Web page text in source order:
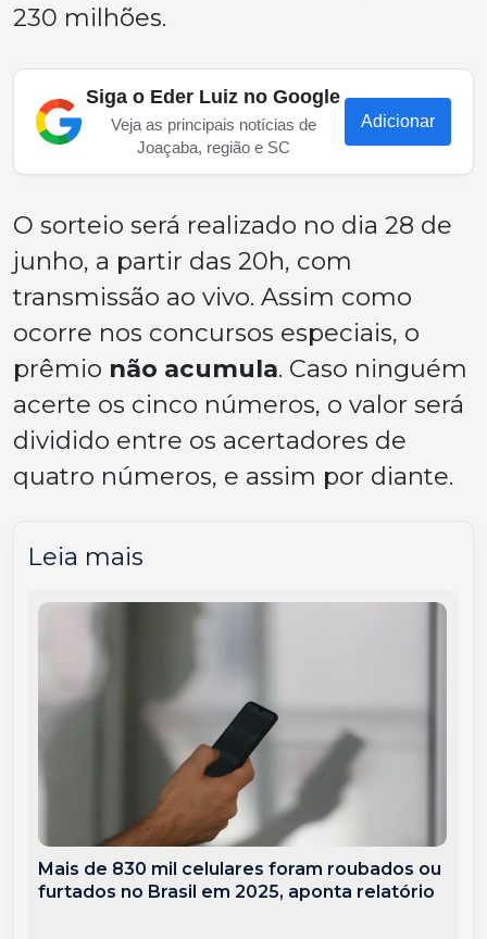
230 milhões.
Siga o Eder Luiz no Google
Veja as principais notícias de
Joaçaba, região e SC
Adicionar
O sorteio será realizado no dia 28 de
junho, a partir das 20h, com
transmissão ao vivo. Assim como
ocorre nos concursos especiais, o
prêmio não acumula. Caso ninguém
acerte os cinco números, o valor será
dividido entre os acertadores de
quatro números, e assim por diante.
Leia mais
Mais de 830 mil celulares foram roubados ou
furtados no Brasil em 2025, aponta relatório